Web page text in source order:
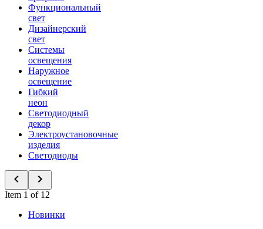
Функциональный
свет
Дизайнерский
свет
Системы
освещения
Наружное
освещение
Гибкий
неон
Светодиодный
декор
Электроустановочные
изделия
Светодиоды
Item 1 of 12
Новинки